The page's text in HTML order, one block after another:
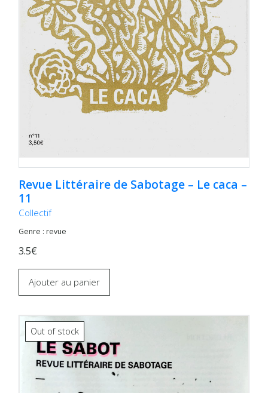
Revue Littéraire de Sabotage – Le caca –
11
Collectif
Genre : revue
3.5€
Ajouter au panier
Out of stock